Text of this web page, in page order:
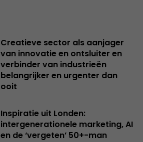
Creatieve sector als aanjager
van innovatie en ontsluiter en
verbinder van industrieën
belangrijker en urgenter dan
ooit
Inspiratie uit Londen:
intergenerationele marketing, AI
en de ‘vergeten’ 50+-man